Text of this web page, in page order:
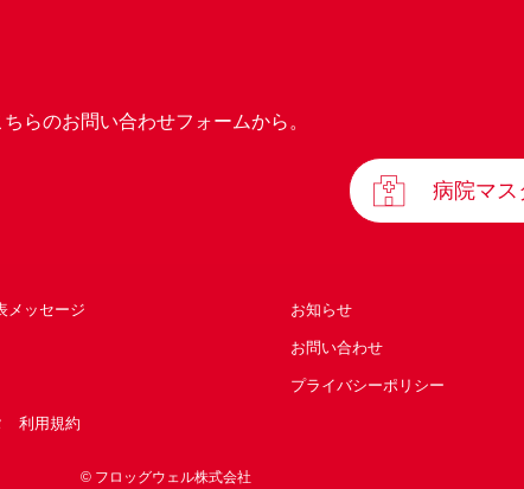
らのお問い合わせフォームから。
病院マス
メッセージ お知らせ
お問い合わせ
プライバシーポリシー
利用規約
© フロッグウェル株式会社